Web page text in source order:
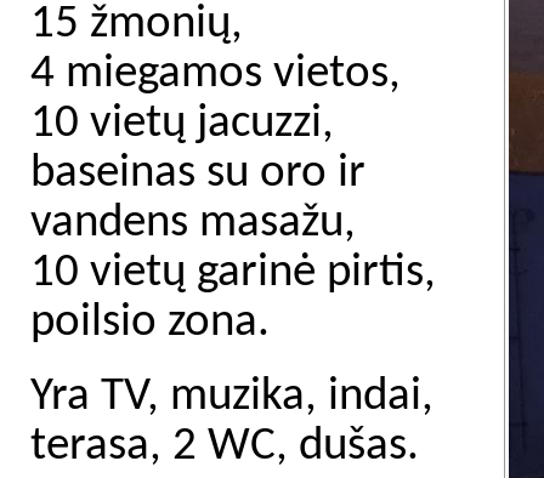
15 žmonių,
4 miegamos vietos,
10 vietų jacuzzi,
baseinas su oro ir
vandens masažu,
10 vietų garinė pirtis,
poilsio zona.
Yra TV, muzika, indai,
terasa, 2 WC, dušas.